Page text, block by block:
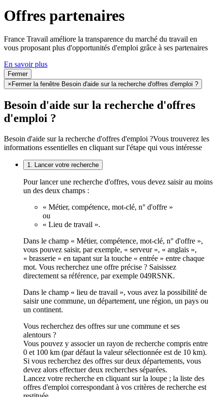
Offres partenaires
France Travail améliore la transparence du marché du travail en
vous proposant plus d'opportunités d'emploi grâce à ses partenaires
En savoir plus
Fermer
× Fermer la fenêtre Besoin d'aide sur la recherche d'offres d'emploi ?
Besoin d'aide sur la recherche d'offres
d'emploi ?
Besoin d'aide sur la recherche d'offres d'emploi ?Vous trouverez les
informations essentielles en cliquant sur l'étape qui vous intéresse
1. Lancer votre recherche
Pour lancer une recherche d'offres, vous devez saisir au moins
un des deux champs :
« Métier, compétence, mot-clé, n° d'offre »
ou
« Lieu de travail ».
Dans le champ « Métier, compétence, mot-clé, n° d'offre »,
vous pouvez saisir, par exemple, « serveur », « anglais »,
« brasserie » en tapant sur la touche « entrée » entre chaque
mot. Vous recherchez une offre précise ? Saisissez
directement sa référence, par exemple 049RSNK.
Dans le champ « lieu de travail », vous avez la possibilité de
saisir une commune, un département, une région, un pays ou
un continent.
Vous recherchez des offres sur une commune et ses
alentours ?
Vous pouvez y associer un rayon de recherche compris entre
0 et 100 km (par défaut la valeur sélectionnée est de 10 km).
Si vous recherchez des offres sur deux départements, vous
devez alors effectuer deux recherches séparées.
Lancez votre recherche en cliquant sur la loupe ; la liste des
offres d'emploi correspondant à vos critères de recherche est